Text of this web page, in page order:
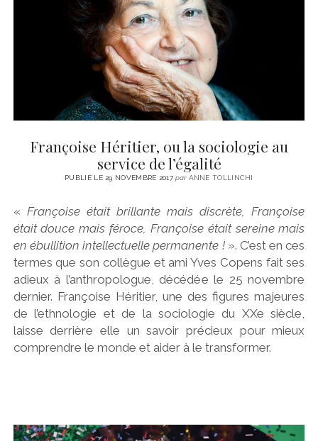
Françoise Héritier, ou la sociologie au
service de l’égalité
PUBLIÉ LE 29 NOVEMBRE 2017parANNE TOLLINCHI
« Françoise était brillante mais discrète, Françoise
était douce mais féroce, Françoise était sereine mais
en ébullition intellectuelle permanente ! ». C’est en ces
termes que son collègue et ami Yves Copens fait ses
adieux à l’anthropologue, décédée le 25 novembre
dernier. Françoise Héritier, une des figures majeures
de l’ethnologie et de la sociologie du XXe siècle,
laisse derrière elle un savoir précieux pour mieux
comprendre le monde et aider à le transformer.